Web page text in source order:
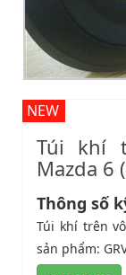
NEW
Túi khí
Mazda 6
Thông số
Túi khí trên
sản phẩm: